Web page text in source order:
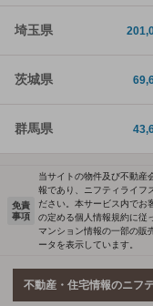
埼玉県
茨城県
群馬県
免責
事項
当サイトの物件及び不動産
報であり、ニフティライフ
ださい。本サービス内でお
の定める個人情報規約に従
マンション情報の一部の販
ータを表示しています。
不動産・住宅情報のニフ